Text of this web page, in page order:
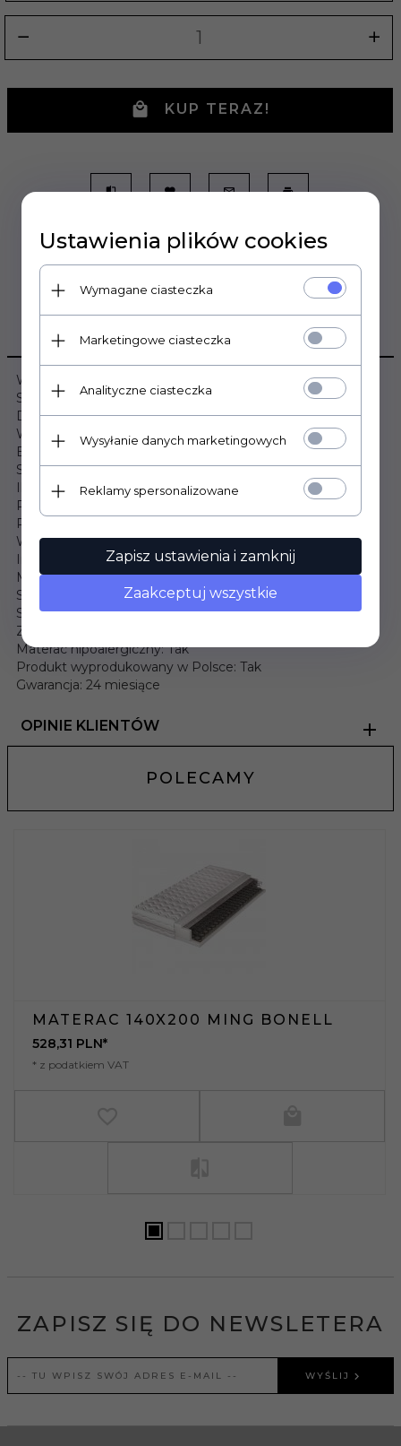
KUP TERAZ!
OPIS PRODUKTU
Wymiary:
Szerokość: 90cm
Długość: 200cm
Wysokość: 31cm
Budowa materaca:
Sprężyny typu POCKET x2: Tak
Ilość sprężyn: 262szt/m²
Płyta kokosowa (1cm): Tak
Pianka T25 (2x2cm): Tak
Warstwa owaty: Tak
Informacje dodatkowe:
Materac dwustronny: Tak
Stopień twardości: Średnio twardy / Twardy
Strefy twardości: 7
Zdejmowany pokrowiec: Tak
Materac hipoalergiczny: Tak
Produkt wyprodukowany w Polsce: Tak
Gwarancja: 24 miesiące
OPINIE KLIENTÓW
POLECAMY
MATERAC 140X200 MING BONELL
528,31 PLN*
* z podatkiem VAT
ZAPISZ SIĘ DO NEWSLETERA
WYŚLIJ
Ustawienia plików cookies
Wymagane ciasteczka
Marketingowe ciasteczka
Analityczne ciasteczka
Wysyłanie danych marketingowych
Reklamy spersonalizowane
Zapisz ustawienia i zamknij
Zaakceptuj wszystkie